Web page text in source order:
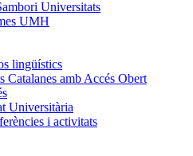
Universitats
UMH
lingüístics
Catalanes amb Accés Obert
Universitària
i activitats